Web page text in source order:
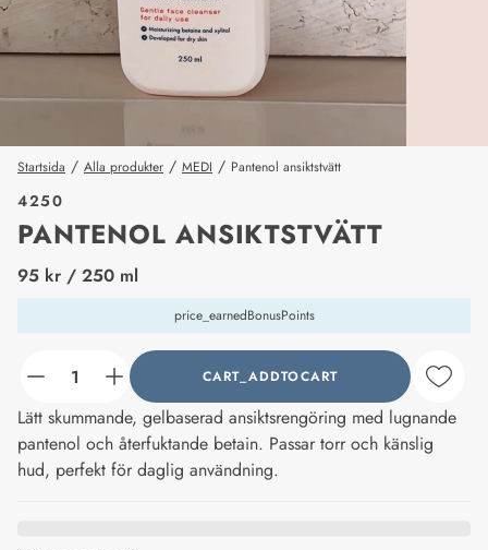
Startsida / Alla produkter / MEDI / Pantenol ansiktstvätt
4250
PANTENOL ANSIKTSTVÄTT
price_label
95 kr / 250 ml
price_earnedBonusPoints
counter_current CART_ADDTOCART
Lätt skummande, gelbaserad ansiktsrengöring med lugnande
pantenol och återfuktande betain. Passar torr och känslig
hud, perfekt för daglig användning.